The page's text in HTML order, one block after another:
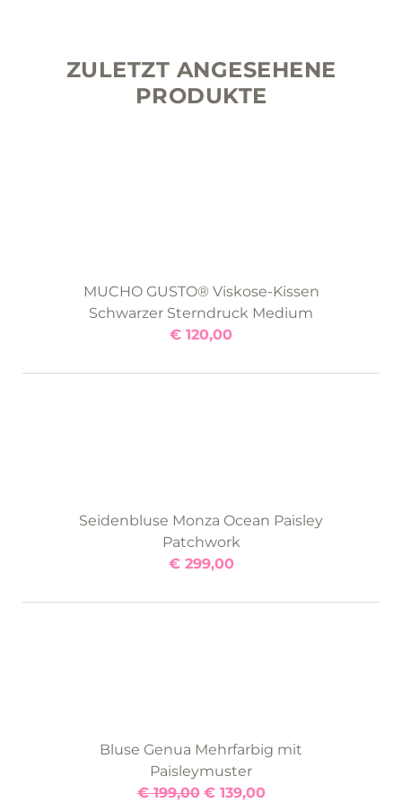
ZULETZT ANGESEHENE
PRODUKTE
MUCHO GUSTO® Viskose-Kissen
Schwarzer Sterndruck Medium
€ 120,00
Seidenbluse Monza Ocean Paisley
Patchwork
€299,00
Bluse Genua Mehrfarbig mit
Paisleymuster
€199,00 €139,00